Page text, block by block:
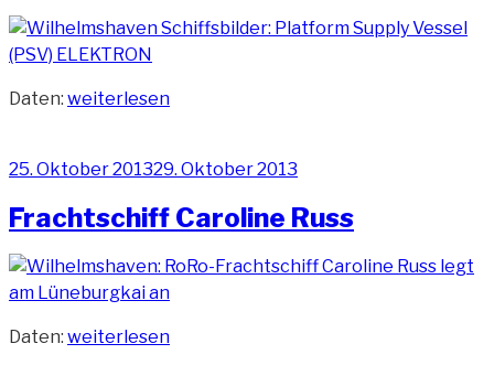
Daten: „Offshore-
weiterlesen
Veröffentlicht
25. Oktober 201329. Oktober 2013
Frachtschiff Caroline Russ
Daten: „Frachtschiff
weiterlesen